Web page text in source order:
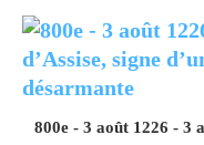
800e - 3 août 1226 - 3